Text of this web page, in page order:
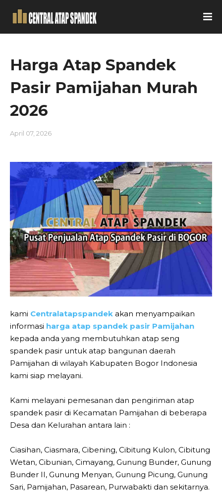
Harga Atap Spandek
Pasir Pamijahan Murah
2026
April 07, 2026
kami Centralatapspandek akan menyampaikan
informasi harga atap spandek pasir Pamijahan
kepada anda yang membutuhkan atap seng
spandek pasir untuk atap bangunan daerah
Pamijahan di wilayah Kabupaten Bogor Indonesia
kami siap melayani.
Kami melayani pemesanan dan pengiriman atap
spandek pasir di Kecamatan Pamijahan di beberapa
Desa dan Kelurahan antara lain :
Ciasihan, Ciasmara, Cibening, Cibitung Kulon, Cibitung
Wetan, Cibunian, Cimayang, Gunung Bunder, Gunung
Bunder II, Gunung Menyan, Gunung Picung, Gunung
Sari, Pamijahan, Pasarean, Purwabakti dan sekitarnya.